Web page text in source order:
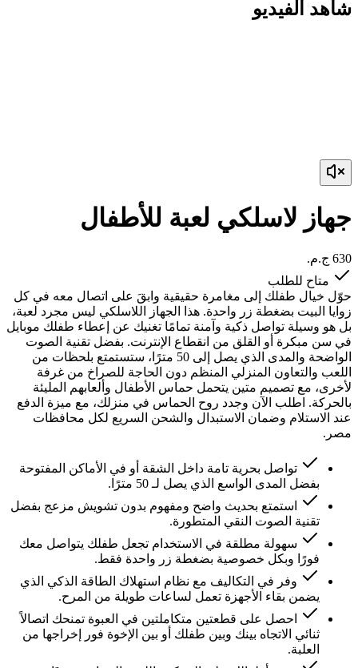
شاهد الفيديو
جهاز لاسلكي لعبة للأطفال
متاح للطلب
حوّل خيال طفلك إلى مغامرة حقيقية وابقَ على اتصال معه في كل
زوايا البيت بضغطة زر واحدة. هذا الجهاز اللاسلكي ليس مجرد لعبة،
بل هو وسيلة تواصل ذكية وآمنة تمامًا تغنيك عن إعطاء طفلك موبايل
في سن مبكرة أو القلق من انقطاع الإنترنت. بفضل تقنية الصوت
الواضحة والمدى الذي يصل إلى 50 مترًا، ستستمتع بلحظات من
اللعب والتعاون المنزلي المنظم دون الحاجة للصراخ من غرفة
لأخرى، مع تصميم متين يتحمل حماس الأطفال وألعابهم المليئة
بالحركة. اطلب الآن وجدد روح الحماس في منزلك، مع ميزة الدفع
عند الاستلام وضمان الاستبدال والشحن السريع لكل محافظات
مصر.
تواصل بحرية تامة داخل الشقة أو في الأماكن المفتوحة
بفضل المدى الواسع الذي يصل لـ 50 مترًا.
استمتع بحديث واضح ومفهوم بدون تشويش مزعج بفضل
تقنية الصوت النقي المتطورة.
سهولة مطلقة في الاستخدام تجعل طفلك يتواصل معك
فورًا وبكل خصوصية بضغطة زر واحدة فقط.
وفر في التكاليف مع نظام استهلاك الطاقة الذكي الذي
يضمن بقاء الأجهزة تعمل لساعات طويلة من المرح.
احصل على قطعتين متكاملتين في العبوة تمنحك اتصالاً
ثنائي الاتجاه بينك وبين طفلك أو بين الإخوة فور إخراجها من
العلبة.